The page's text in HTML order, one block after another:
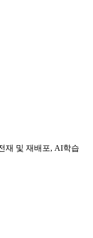
재 및 재배포, AI학습